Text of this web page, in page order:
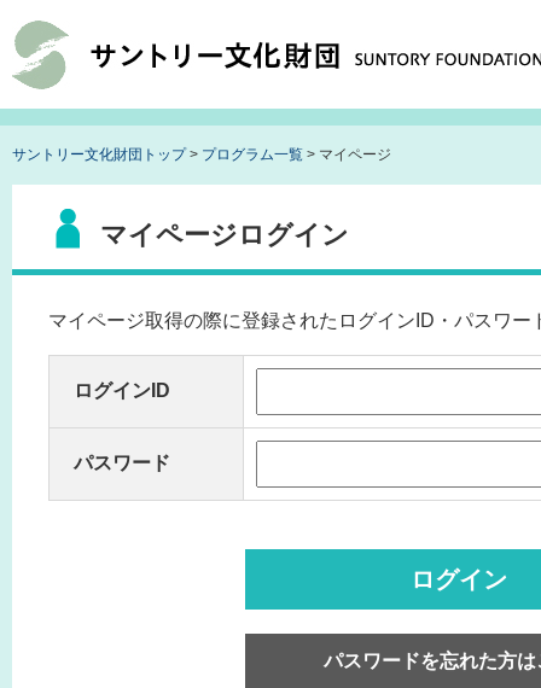
サントリー文化財団トップ> プログラム一覧 > マイページ
マイページログイン
マイページ取得の際に登録されたログインID・パスワー
ログインID
パスワード
ログイン
パスワードを忘れた方は